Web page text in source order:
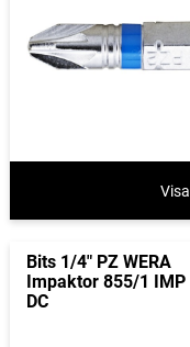
Visa
Bits 1/4" PZ WERA
Impaktor 855/1 IMP
DC